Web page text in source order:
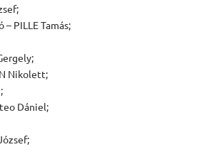
– PILLE Tamás;
Nikolett;
Dániel;